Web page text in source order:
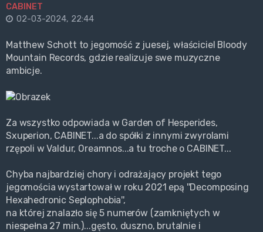
CABINET
02-03-2024, 22:44
Matthew Schott to jegomość z juesej, właściciel Bloody
Mountain Records, gdzie realizuje swe muzyczne
ambicje.
Za wszystko odpowiada w Garden of Hesperides,
Sxuperion, CABINET...a do spółki z innymi zwyrolami
rzępoli w Valdur, Oreamnos...a tu troche o CABINET...
Chyba najbardziej chory i odrażający projekt tego
jegomościa wystartował w roku 2021 epą ''Decomposing
Hexahedronic Seplophobia'',
na której znalazło się 5 numerów (zamkniętych w
niespełna 27 min.)...gęsto, duszno, brutalnie i